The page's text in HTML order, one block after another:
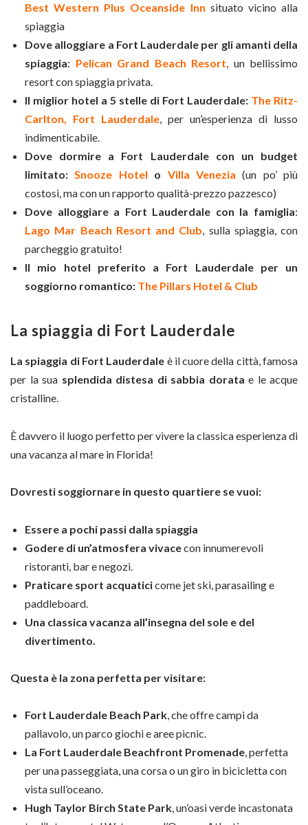
Best Western Plus Oceanside Inn situato vicino alla
spiaggia
Dove alloggiare a Fort Lauderdale per gli amanti della
spiaggia: Pelican Grand Beach Resort, un bellissimo
resort con spiaggia privata.
Il miglior hotel a 5 stelle di Fort Lauderdale: The Ritz-
Carlton, Fort Lauderdale, per un’esperienza di lusso
indimenticabile.
Dove dormire a Fort Lauderdale con un budget
limitato:Snooze Hotel o Villa Venezia (un po’ più
costosi, ma con un rapporto qualità-prezzo pazzesco)
Dove alloggiare a Fort Lauderdale con la famiglia:
Lago Mar Beach Resort and Club, sulla spiaggia, con
parcheggio gratuito!
Il mio hotel preferito a Fort Lauderdale per un
soggiorno romantico: The Pillars Hotel & Club
La spiaggia di Fort Lauderdale
La spiaggia di Fort Lauderdale è il cuore della città, famosa
per la sua splendida distesa di sabbia dorata e le acque
cristalline.
È davvero il luogo perfetto per vivere la classica esperienza di
una vacanza al mare in Florida!
Dovresti soggiornare in questo quartiere se vuoi:
Essere a pochi passi dalla spiaggia
Godere di un’atmosfera vivacecon innumerevoli
ristoranti, bar e negozi.
Praticare sport acquaticicome jet ski, parasailing e
paddleboard.
Una classica vacanza all’insegna del sole e del
divertimento.
Questa è la zona perfetta per visitare:
Fort Lauderdale Beach Park, che offre campi da
pallavolo, un parco giochi e aree picnic.
La Fort Lauderdale Beachfront Promenade, perfetta
per una passeggiata, una corsa o un giro in bicicletta con
vista sull’oceano.
Hugh Taylor Birch State Park, un’oasi verde incastonata